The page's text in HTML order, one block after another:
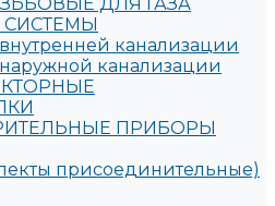
канализации
канализации
ПРИБОРЫ
присоединительные)